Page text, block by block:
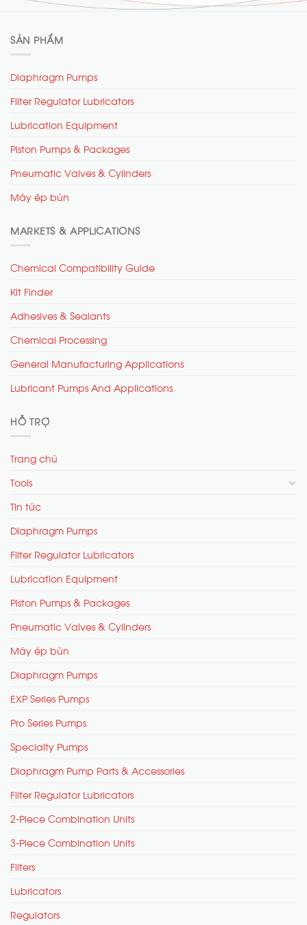
SẢN PHẨM
Diaphragm Pumps
Filter Regulator Lubricators
Lubrication Equipment
Piston Pumps & Packages
Pneumatic Valves & Cylinders
Máy ép bùn
MARKETS & APPLICATIONS
Chemical Compatibility Guide
Kit Finder
Adhesives & Sealants
Chemical Processing
General Manufacturing Applications
Lubricant Pumps And Applications
HỖ TRỢ
Trang chủ
Tools
Tin tức
Diaphragm Pumps
Filter Regulator Lubricators
Lubrication Equipment
Piston Pumps & Packages
Pneumatic Valves & Cylinders
Máy ép bùn
Diaphragm Pumps
EXP Series Pumps
Pro Series Pumps
Specialty Pumps
Diaphragm Pump Parts & Accessories
Filter Regulator Lubricators
2-Piece Combination Units
3-Piece Combination Units
Filters
Lubricators
Regulators